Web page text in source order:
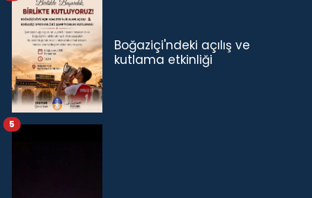
Boğaziçi'ndeki açılış ve
kutlama etkinliği
5